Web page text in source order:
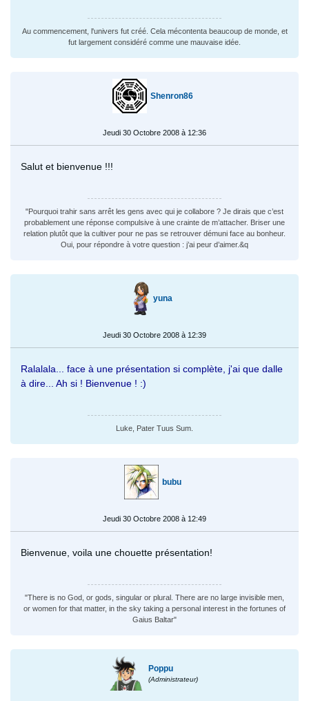
Au commencement, l'univers fut créé. Cela mécontenta beaucoup de monde, et
fut largement considéré comme une mauvaise idée.
Shenron86
Jeudi 30 Octobre 2008 à 12:36
Salut et bienvenue !!!
"Pourquoi trahir sans arrêt les gens avec qui je collabore ? Je dirais que c’est
probablement une réponse compulsive à une crainte de m’attacher. Briser une
relation plutôt que la cultiver pour ne pas se retrouver démuni face au bonheur.
Oui, pour répondre à votre question : j’ai peur d’aimer.&q
yuna
Jeudi 30 Octobre 2008 à 12:39
Ralalala... face à une présentation si complète, j'ai que dalle
à dire... Ah si ! Bienvenue ! :)
Luke, Pater Tuus Sum.
bubu
Jeudi 30 Octobre 2008 à 12:49
Bienvenue, voila une chouette présentation!
"There is no God, or gods, singular or plural. There are no large invisible men,
or women for that matter, in the sky taking a personal interest in the fortunes of
Gaius Baltar"
Poppu
(Administrateur)